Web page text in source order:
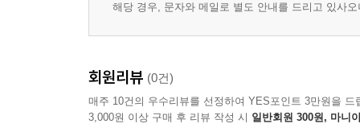
해당 경우, 문자와 메일로 별도 안내를 드리고 있사
회원리뷰 (0건)
매주 10건의 우수리뷰를 선정하여 YES포인트 3만원을 드
3,000원 이상 구매 후 리뷰 작성 시 일반회원 300원, 마니